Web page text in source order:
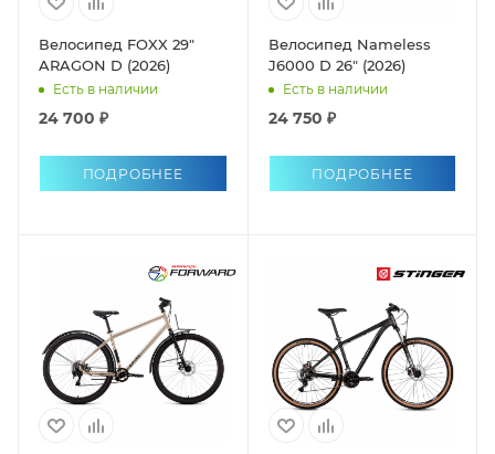
Велосипед FOXX 29"
ARAGON D (2026)
Есть в наличии
24 700 ₽
ПОДРОБНЕЕ
Велосипед Nameless
J6000 D 26" (2026)
Есть в наличии
24 750 ₽
ПОДРОБНЕЕ